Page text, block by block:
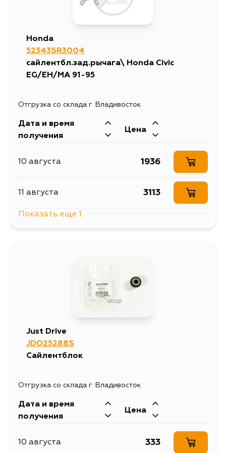
Honda
52343SR3004
сайлентбл.зад.рычага\ Honda Civic
EG/EH/MA 91-95
Отгрузка со склада г. Владивосток
Дата и время
получения
Цена
10 августа 1936
11 августа 3113
Показать еще 1
Just Drive
JDO25288S
Сайлентблок
Отгрузка со склада г. Владивосток
Дата и время
получения
Цена
10 августа 333